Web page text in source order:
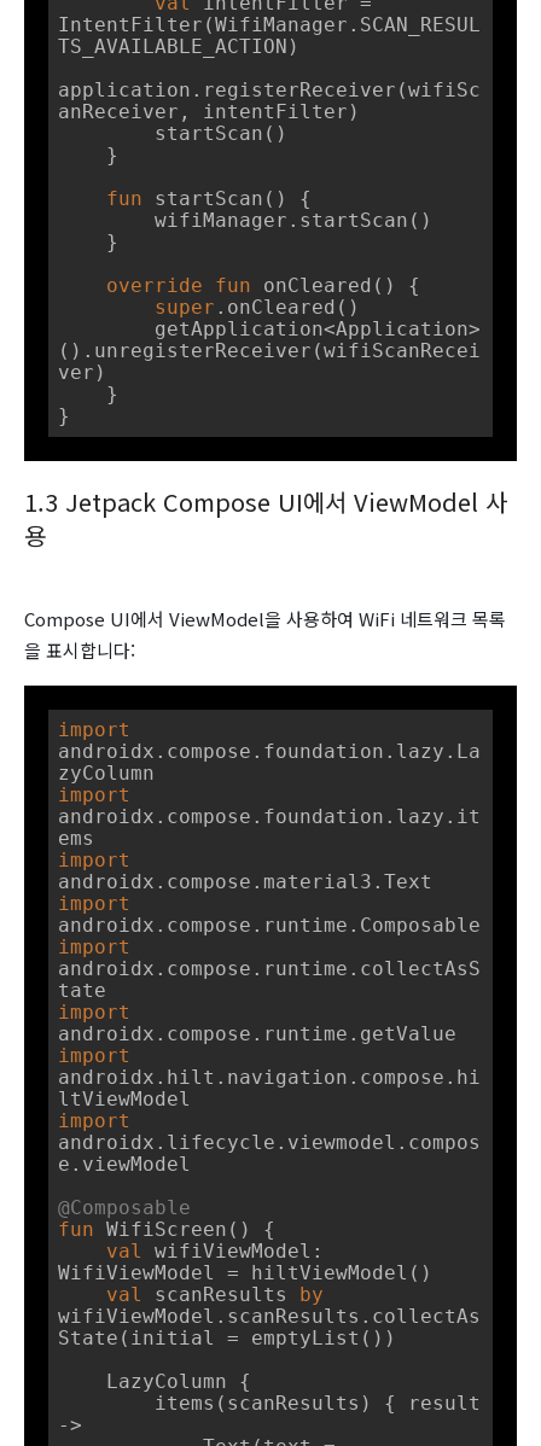
IntentFilter(WifiManager.SCAN_RESUL
TS_AVAILABLE_ACTION)
application.registerReceiver(wifiSc
anReceiver, intentFilter)
fun
startScan ()
{
override
fun onCleared ()
{
super .onCleared()
().unregisterReceiver(wifiScanRecei
ver)
}
1.3 Jetpack Compose UI에서 ViewModel 사
용
Compose UI에서 ViewModel을 사용하여 WiFi 네트워크 목록
을 표시합니다:
import
androidx.compose.foundation.lazy.La
import
androidx.compose.foundation.lazy.it
import
import
import
androidx.compose.runtime.collectAsS
import
import
androidx.hilt.navigation.compose.hi
import
androidx.lifecycle.viewmodel.compos
e.viewModel
@Composable
fun WifiScreen ()
{
val
wifiViewModel:
WifiViewModel = hiltViewModel()
val
scanResults
by
wifiViewModel.scanResults.collectAs
State(initial = emptyList())
->